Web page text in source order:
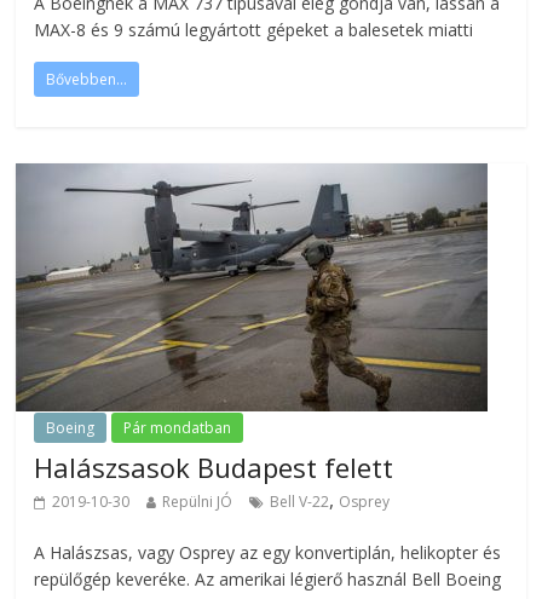
MAX-8 és 9 számú legyártott gépeket a balesetek miatti
Bővebben...
Boeing Pár mondatban
Halászsasok Budapest felett
2019-10-30 Repülni JÓ Bell V-22, Osprey
A Halászsas, vagy Osprey az egy konvertiplán, helikopter és
repülőgép keveréke. Az amerikai légierő használ Bell Boeing